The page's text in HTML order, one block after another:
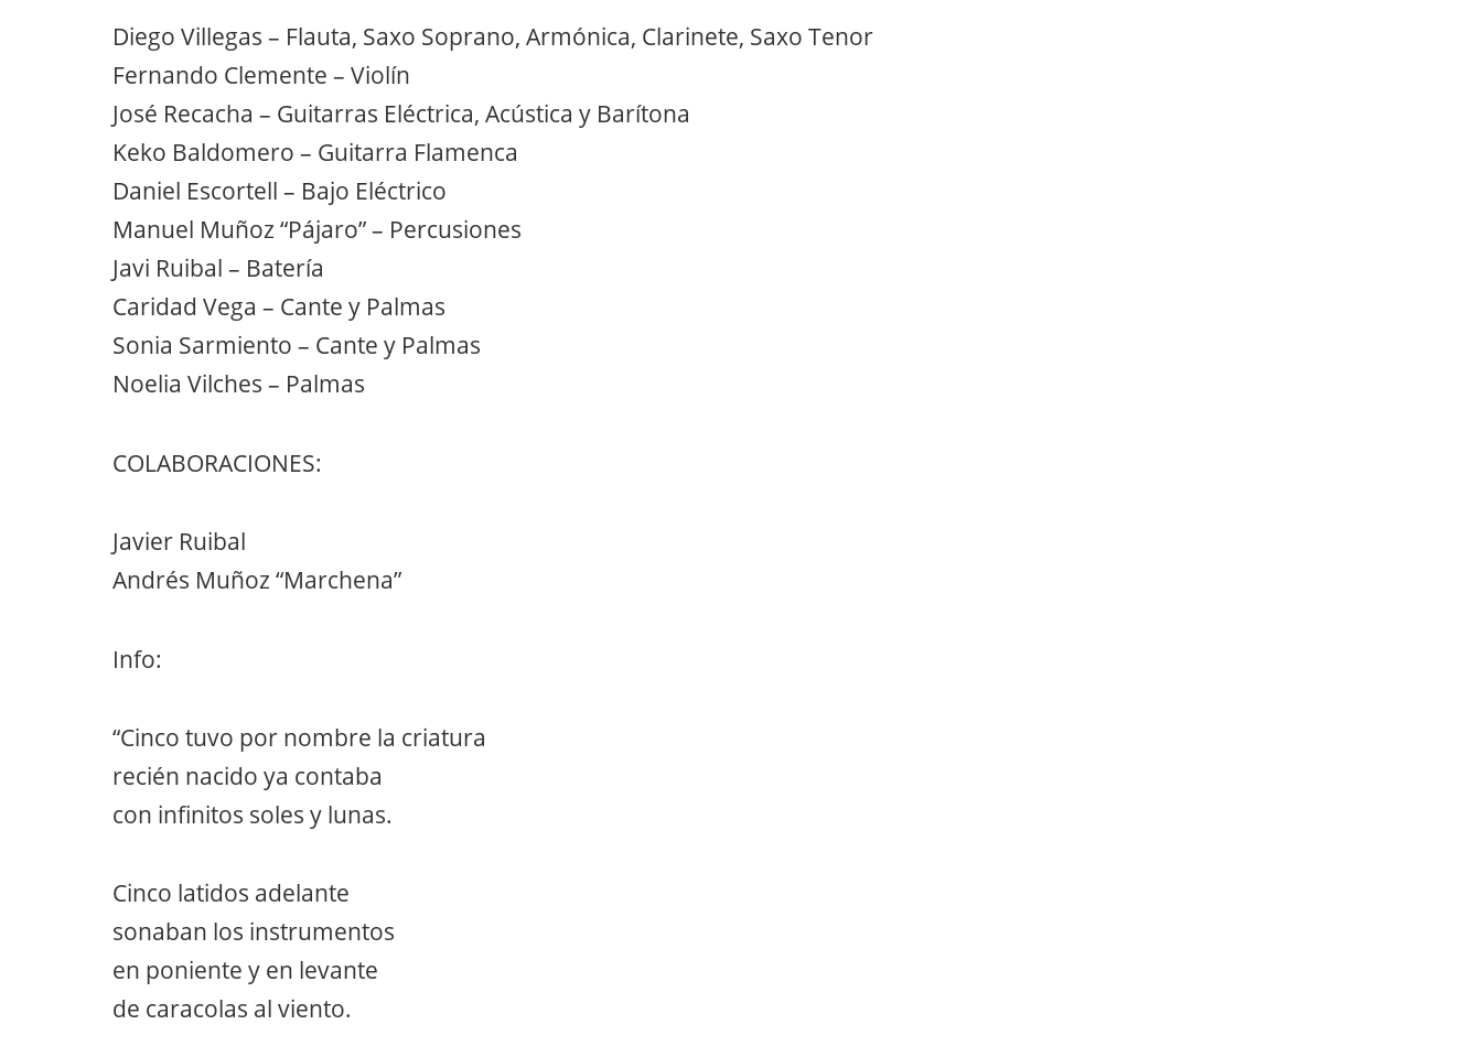
Diego Villegas – Flauta, Saxo Soprano, Armónica, Clarinete, Saxo Tenor
Fernando Clemente – Violín
José Recacha – Guitarras Eléctrica, Acústica y Barítona
Keko Baldomero – Guitarra Flamenca
Daniel Escortell – Bajo Eléctrico
Manuel Muñoz “Pájaro” – Percusiones
Javi Ruibal – Batería
Caridad Vega – Cante y Palmas
Sonia Sarmiento – Cante y Palmas
Noelia Vilches – Palmas
COLABORACIONES:
Javier Ruibal
Andrés Muñoz “Marchena”
Info:
“Cinco tuvo por nombre la criatura
recién nacido ya contaba
con infinitos soles y lunas.
Cinco latidos adelante
sonaban los instrumentos
en poniente y en levante
de caracolas al viento.